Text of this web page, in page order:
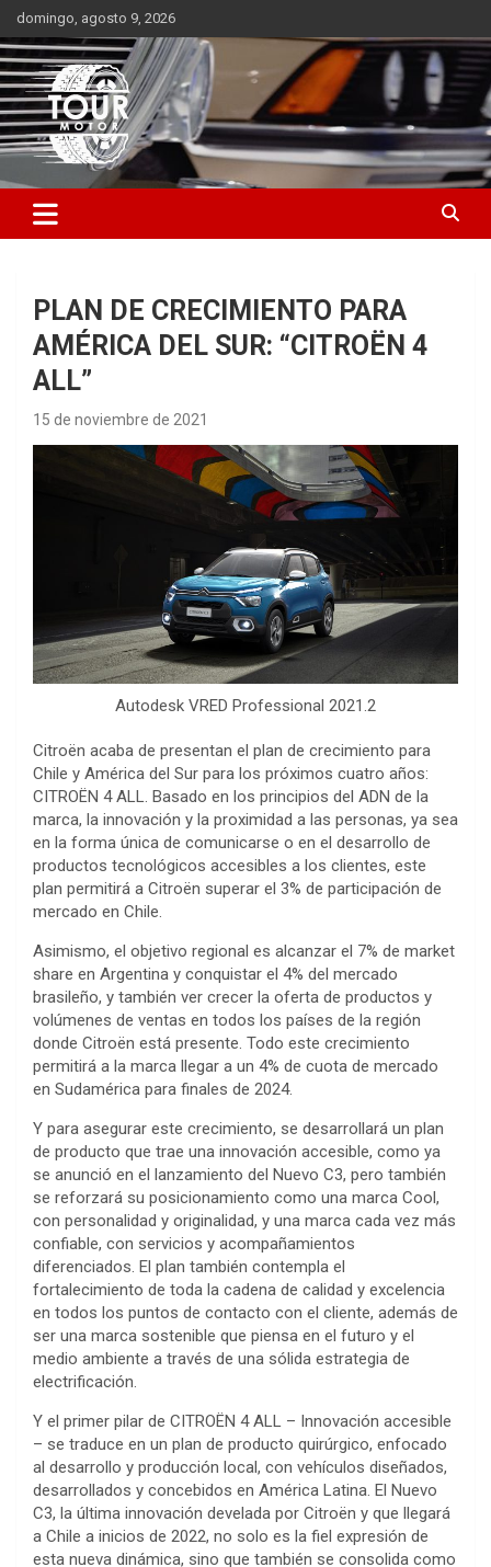
Saltar
al
contenido
domingo, agosto 9, 2026
Tour Motor
Plataforma de contenido audiovisual para el sector automotriz
PLAN DE CRECIMIENTO PARA
AMÉRICA DEL SUR: “CITROËN 4
ALL”
15 de noviembre de 2021
Autodesk VRED Professional 2021.2
Citroën acaba de presentan el plan de crecimiento para
Chile y América del Sur para los próximos cuatro años:
CITROËN 4 ALL. Basado en los principios del ADN de la
marca, la innovación y la proximidad a las personas, ya sea
en la forma única de comunicarse o en el desarrollo de
productos tecnológicos accesibles a los clientes, este
plan permitirá a Citroën superar el 3% de participación de
mercado en Chile.
Asimismo, el objetivo regional es alcanzar el 7% de market
share en Argentina y conquistar el 4% del mercado
brasileño, y también ver crecer la oferta de productos y
volúmenes de ventas en todos los países de la región
donde Citroën está presente. Todo este crecimiento
permitirá a la marca llegar a un 4% de cuota de mercado
en Sudamérica para finales de 2024.
Y para asegurar este crecimiento, se desarrollará un plan
de producto que trae una innovación accesible, como ya
se anunció en el lanzamiento del Nuevo C3, pero también
se reforzará su posicionamiento como una marca Cool,
con personalidad y originalidad, y una marca cada vez más
confiable, con servicios y acompañamientos
diferenciados. El plan también contempla el
fortalecimiento de toda la cadena de calidad y excelencia
en todos los puntos de contacto con el cliente, además de
ser una marca sostenible que piensa en el futuro y el
medio ambiente a través de una sólida estrategia de
electrificación.
Y el primer pilar de CITROËN 4 ALL – Innovación accesible
– se traduce en un plan de producto quirúrgico, enfocado
al desarrollo y producción local, con vehículos diseñados,
desarrollados y concebidos en América Latina. El Nuevo
C3, la última innovación develada por Citroën y que llegará
a Chile a inicios de 2022, no solo es la fiel expresión de
esta nueva dinámica, sino que también se consolida como